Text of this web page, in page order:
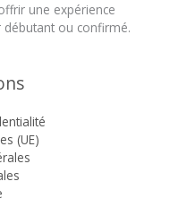
une expérience
ou confirmé.
(UE)